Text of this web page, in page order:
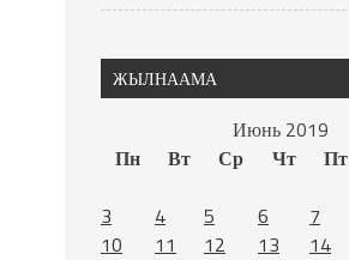
ЖЫЛНААМА
Июнь 2019
Пн
Вт Ср Чт Пт
3
4 5 6 7
10
11 12 13 14